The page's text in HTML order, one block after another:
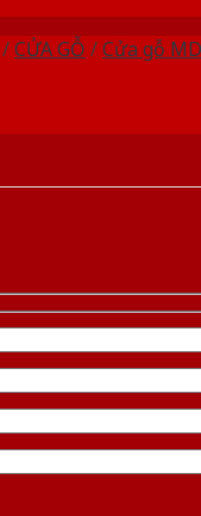
/CỬA GỖ /Cửa gỗ